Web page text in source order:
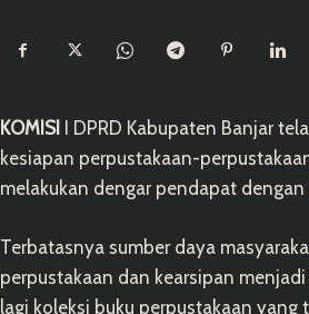
KOMISI
I DPRD Kabupaten Banjar
kesiapan perpustakaan-
melakukan dengar pendapat
Terbatasnya sumber daya
perpustakaan dan kearsipan
lagi koleksi buku perpustakaan